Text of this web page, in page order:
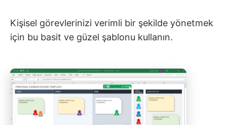
Kişisel görevlerinizi verimli bir şekilde yönetmek
için bu basit ve güzel şablonu kullanın.